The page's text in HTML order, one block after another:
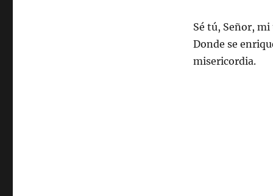
Sé tú, Señor,
Donde se
misericordia.